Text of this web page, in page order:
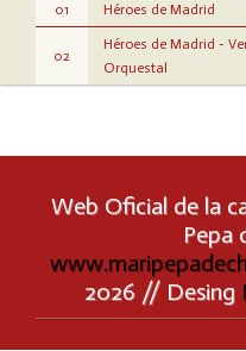
01 Héroes de Madrid
02
Héroes de Madrid -
Orquestal
Web Oficial de la
Pepa
2026 // Desing